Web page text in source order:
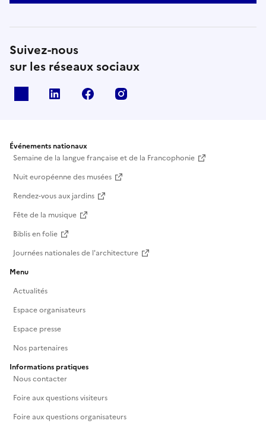
Suivez-nous
sur les réseaux sociaux
Linkedin Facebook
Événements nationaux
Semaine de la langue française et de la Francophonie
Nuit européenne des musées
Rendez-vous aux jardins
Fête de la musique
Biblis en folie
Journées nationales de l'architecture
Menu
Actualités
Espace organisateurs
Espace presse
Nos partenaires
Informations pratiques
Nous contacter
Foire aux questions visiteurs
Foire aux questions organisateurs